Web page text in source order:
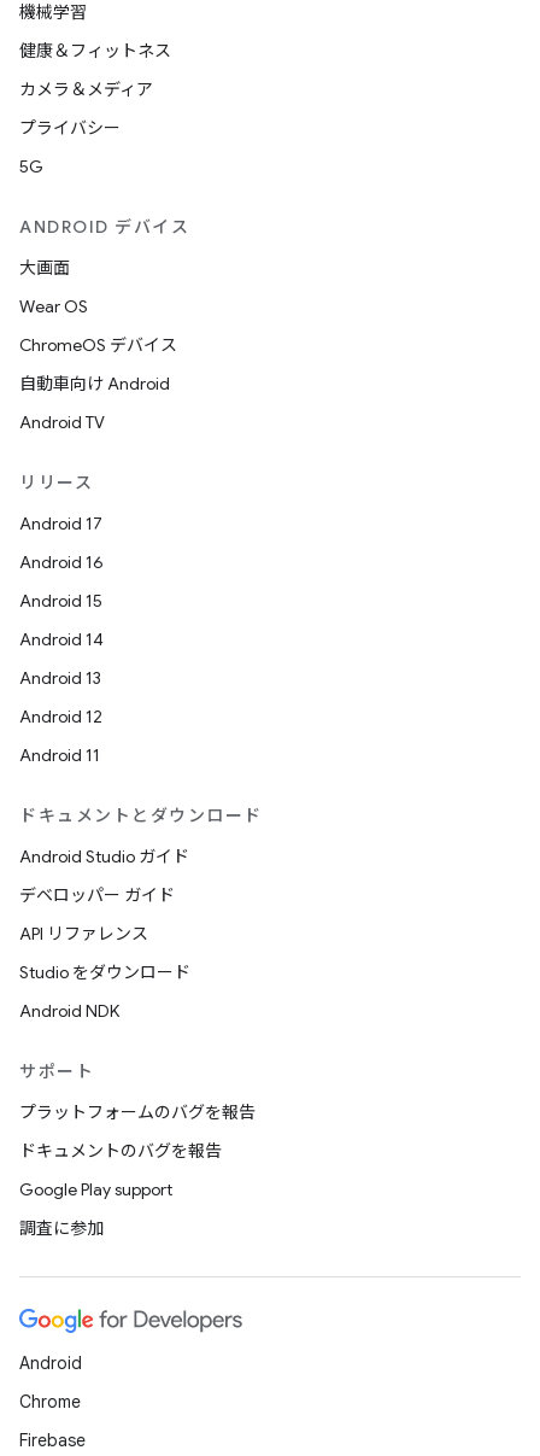
機械学習
健康＆フィットネス
カメラ＆メディア
プライバシー
5G
ANDROID デバイス
大画面
Wear OS
ChromeOS デバイス
自動車向け Android
Android TV
リリース
Android 17
Android 16
Android 15
Android 14
Android 13
Android 12
Android 11
ドキュメントとダウンロード
Android Studio ガイド
デベロッパー ガイド
API リファレンス
Studio をダウンロード
Android NDK
サポート
プラットフォームのバグを報告
ドキュメントのバグを報告
Google Play support
調査に参加
Android
Chrome
Firebase